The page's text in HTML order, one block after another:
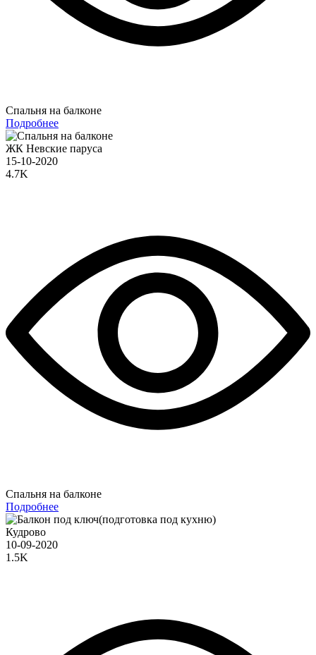
Спальня на балконе
Подробнее
ЖК Невские паруса
15-10-2020
4.7K
Спальня на балконе
Подробнее
Кудрово
10-09-2020
1.5K